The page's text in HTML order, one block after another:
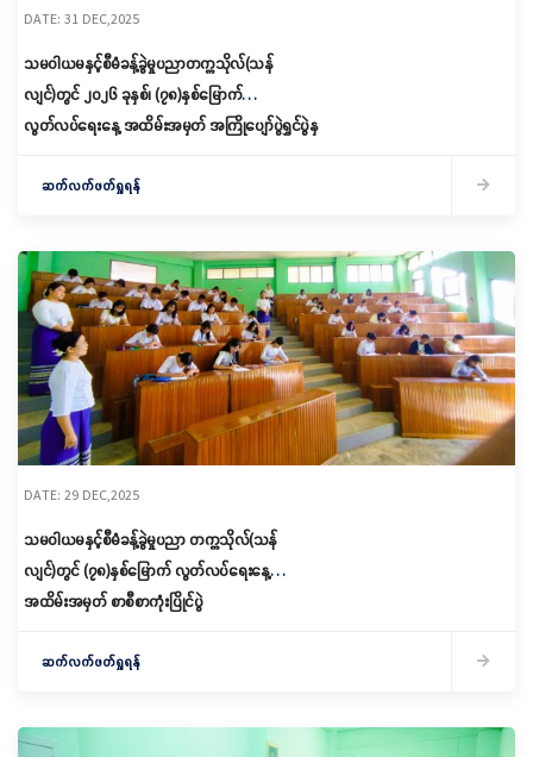
DATE: 31 DEC,2025
သမဝါယမနှင့်စီမံခန့်ခွဲမှုပညာတက္ကသိုလ်(သန်
လျင်)တွင် ၂၀၂၆ ခုနှစ်၊ (၇၈)နှစ်မြောက်
လွတ်လပ်ရေးနေ့ အထိမ်းအမှတ် အကြိုပျော်ပွဲရွှင်ပွဲနှ
ဆက်လက်ဖတ်ရှုရန်
DATE: 29 DEC,2025
သမဝါယမနှင့်စီမံခန့်ခွဲမှုပညာ တက္ကသိုလ်(သန်
လျင်)တွင် (၇၈)နှစ်မြောက် လွတ်လပ်ရေးနေ့
အထိမ်းအမှတ် စာစီစာကုံးပြိုင်ပွဲ
ဆက်လက်ဖတ်ရှုရန်